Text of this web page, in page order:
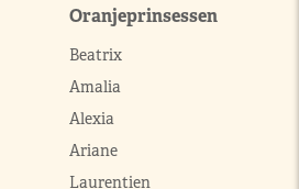
Oranjeprinsessen
Beatrix
Amalia
Alexia
Ariane
Laurentien